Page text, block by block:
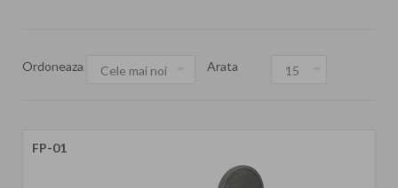
Ordoneaza Arata
FP-01